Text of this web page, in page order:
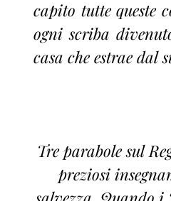
capito tutte queste
ogni scriba
casa che estrae dal
Tre parabole sul
preziosi